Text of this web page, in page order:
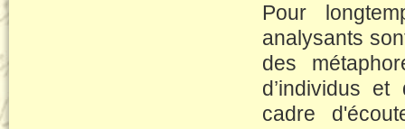
Pour
analysants
des
d’individus
cadre